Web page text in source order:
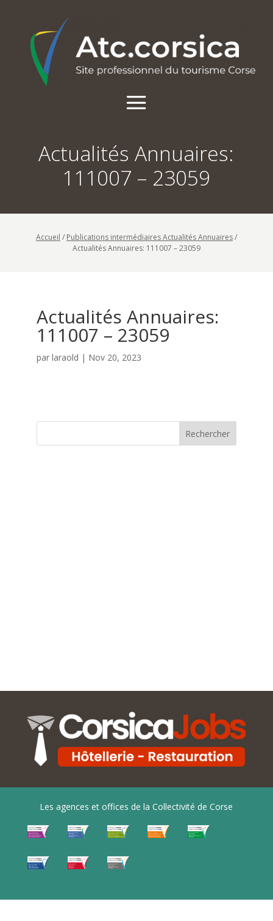
Actualités Annuaires:
111007 – 23059
Accueil / Publications intermédiaires Actualités Annuaires/
Actualités Annuaires: 111007 – 23059
Actualités Annuaires:
111007 – 23059
par laraold | Nov 20, 2023
Rechercher
Les agences et offices de la Collectivité de Corse